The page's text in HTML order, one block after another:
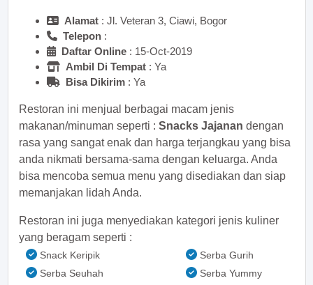
Alamat : Jl. Veteran 3, Ciawi, Bogor
Telepon :
Daftar Online : 15-Oct-2019
Ambil Di Tempat : Ya
Bisa Dikirim : Ya
Restoran ini menjual berbagai macam jenis
makanan/minuman seperti : Snacks Jajanan dengan
rasa yang sangat enak dan harga terjangkau yang bisa
anda nikmati bersama-sama dengan keluarga. Anda
bisa mencoba semua menu yang disediakan dan siap
memanjakan lidah Anda.
Restoran ini juga menyediakan kategori jenis kuliner
yang beragam seperti :
Snack Keripik
Serba Gurih
Serba Seuhah
Serba Yummy